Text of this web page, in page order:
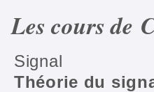
Les cours de
Signal
Théorie du